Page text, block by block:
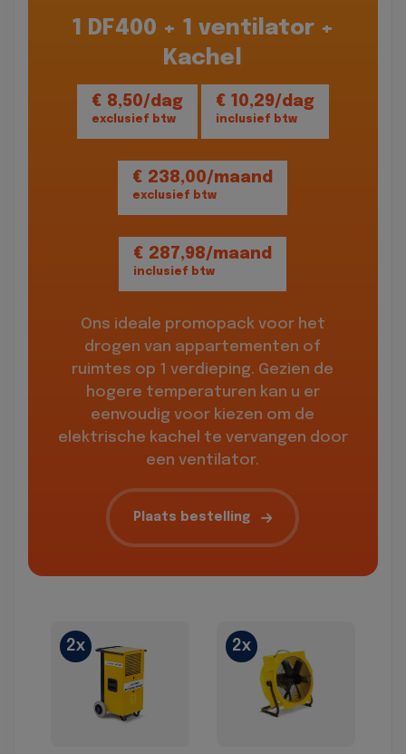
1 DF400 + 1 ventilator +
Kachel
€ 8,50/dag
exclusief btw
€ 10,29/dag
inclusief btw
€ 238,00/maand
exclusief btw
€ 287,98/maand
inclusief btw
Ons ideale promopack voor het
drogen van appartementen of
ruimtes op 1 verdieping. Gezien de
hogere temperaturen kan u er
eenvoudig voor kiezen om de
elektrische kachel te vervangen door
een ventilator.
Plaats bestelling
2x 2x